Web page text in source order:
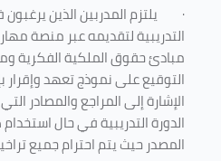
· يلتزم المدربين الذين
التدريبية لتقديمه عبر منصة
مبادئ حقوق الملكية الفكرية
التوقيع على نموذج تعهد
الإشارة إلى المراجع والمصادر
الدورة التدريبية في حال
المصدر حيث يتم احترام جميع